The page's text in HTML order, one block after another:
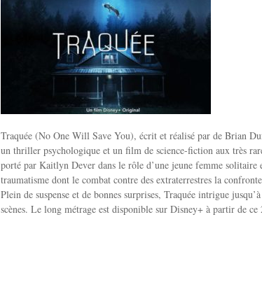
Traquée (No One Will Save You), écrit et réalisé par de Brian
un thriller psychologique et un film de science-fiction aux très
porté par Kaitlyn Dever dans le rôle d’une jeune femme solitaire
traumatisme dont le combat contre des extraterrestres la
Plein de suspense et de bonnes surprises, Traquée intrigue
scènes. Le long métrage est disponible sur Disney+ à partir de ce